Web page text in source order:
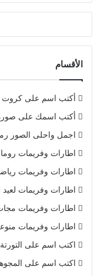
الأقسام
أكتب اسم على كروت
أكتب اسمك على
اجمل واحلى الصور
اطارات وفريمات
اطارات وفريمات
اطارات وفريمات لعيد
اطارات وفريمات
اطارات وفريمات
اكتب اسم على التورتة
اكتب اسم على